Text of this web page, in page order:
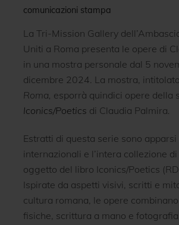
comunicazioni stampa
La Tri-Mission Gallery
Uniti a Roma presenta le opere di
in una mostra personale dal 5
dicembre 2024. La mostra, intitolata
Roma, esporrà quindici opere della
Iconics/Poetics di Claudia Palmira.
Estratti di questa serie sono
internazionali e l’intera collezione
oggetto del libro Iconics/Poetics
Ispirate da aspetti visivi, scritti e
cultura romana, le opere
fisiche, scrittura a mano e